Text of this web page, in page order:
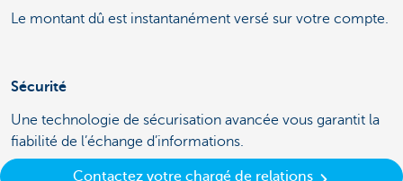
Le montant dû est instantanément versé sur votre compte.
Sécurité
Une technologie de sécurisation avancée vous garantit la
fiabilité de l’échange d’informations.
Contactez votre chargé de relations